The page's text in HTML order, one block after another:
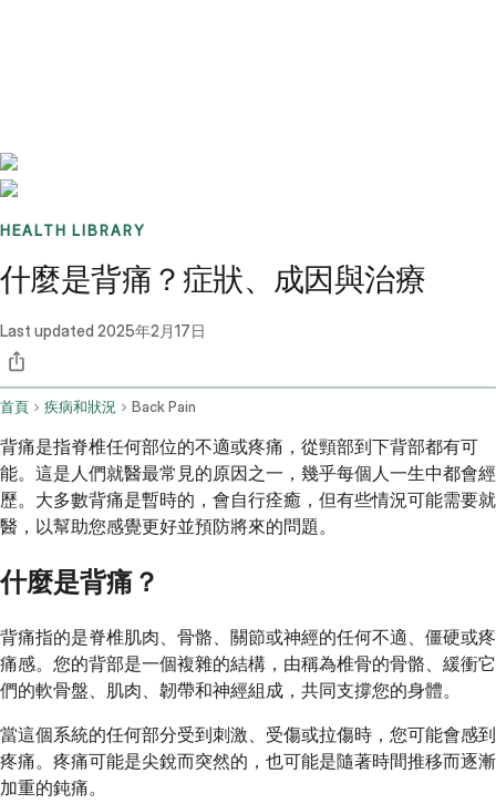
HEALTH LIBRARY
什麼是背痛？症狀、成因與治療
Last updated 2025年2月17日
首頁 疾病和狀況 Back Pain
背痛是指脊椎任何部位的不適或疼痛，從頸部到下背部都有可
能。這是人們就醫最常見的原因之一，幾乎每個人一生中都會經
歷。大多數背痛是暫時的，會自行痊癒，但有些情況可能需要就
醫，以幫助您感覺更好並預防將來的問題。
什麼是背痛？
背痛指的是脊椎肌肉、骨骼、關節或神經的任何不適、僵硬或疼
痛感。您的背部是一個複雜的結構，由稱為椎骨的骨骼、緩衝它
們的軟骨盤、肌肉、韌帶和神經組成，共同支撐您的身體。
當這個系統的任何部分受到刺激、受傷或拉傷時，您可能會感到
疼痛。疼痛可能是尖銳而突然的，也可能是隨著時間推移而逐漸
加重的鈍痛。